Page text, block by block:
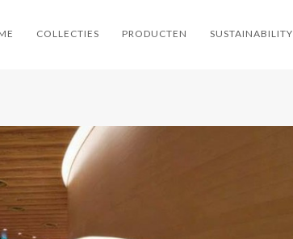
COLLECTIES PRODUCTEN SUSTAINABILITY